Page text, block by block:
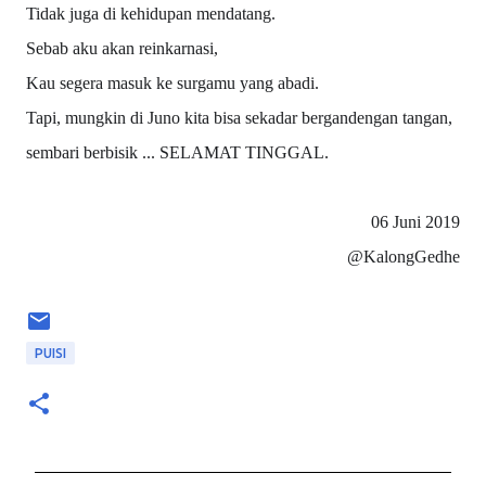
Tidak juga di kehidupan mendatang.
Sebab aku akan reinkarnasi,
Kau segera masuk ke surgamu yang abadi.
Tapi, mungkin di Juno kita bisa sekadar bergandengan tangan,
sembari berbisik ... SELAMAT TINGGAL.
06 Juni 2019
@KalongGedhe
PUISI